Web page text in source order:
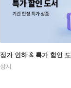
정가 인하 & 특가 할인
상시